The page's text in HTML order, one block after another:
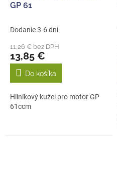
GP 61
Dodanie 3-6 dní
11,26 € bez DPH
13,85 €
Do košíka
Hliníkový kužel pro motor GP
61ccm